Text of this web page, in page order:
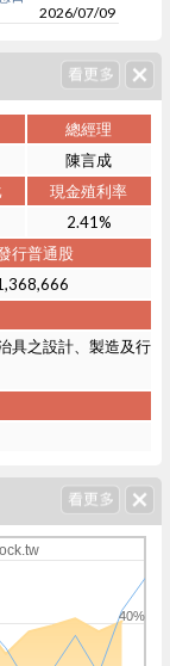
2026/07/09
總經理
陳言成
現金殖利率
2.41%
行普通股
具之設計、製造及行
40%